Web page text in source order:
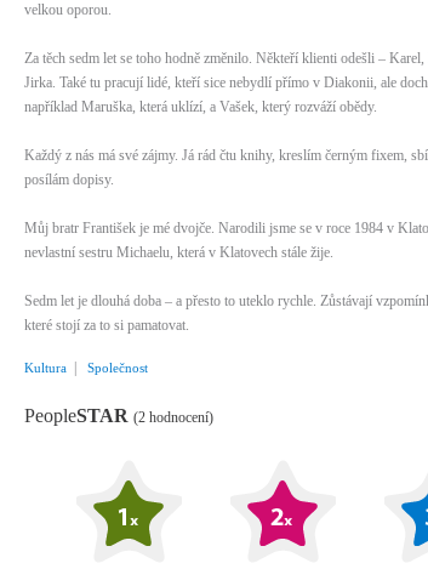
velkou oporou.
Za těch sedm let se toho hodně změnilo. Někteří klienti odešli –
Jirka. Také tu pracují lidé, kteří sice nebydlí přímo v Diakonii, ale
například Maruška, která uklízí, a Vašek, který rozváží obědy.
Každý z nás má své zájmy. Já rád čtu knihy, kreslím černým fixem,
posílám dopisy.
Můj bratr František je mé dvojče. Narodili jsme se v roce 1984 v
nevlastní sestru Michaelu, která v Klatovech stále žije.
Sedm let je dlouhá doba – a přesto to uteklo rychle. Zůstávají
které stojí za to si pamatovat.
Kultura Společnost
PeopleSTAR (2 hodnocení)